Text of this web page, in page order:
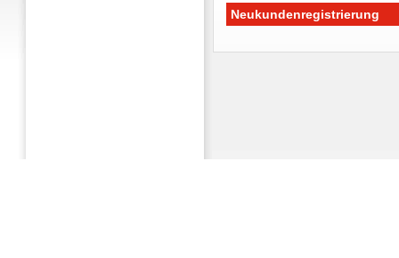
Neukundenregistrierung